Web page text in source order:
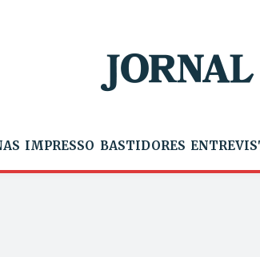
IMPRESSO BASTIDORES